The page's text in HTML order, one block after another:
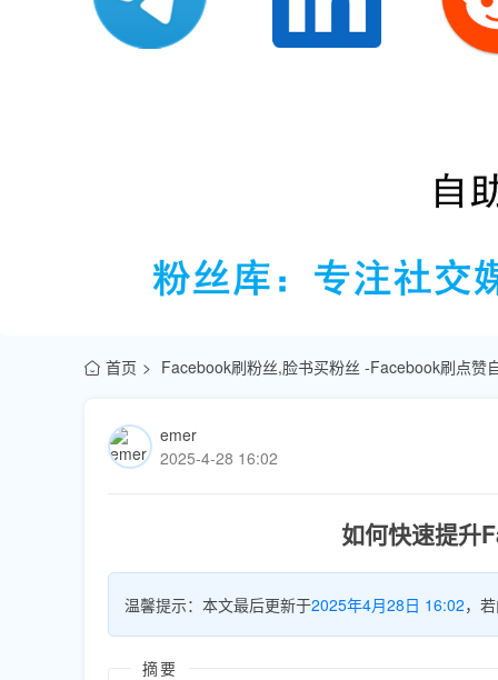
首页 Facebook刷粉丝,脸书买粉丝 -Facebook刷点赞
emer
2025-4-28 16:02
如何快速提升
温馨提示：本文最后更新于2025年4月28日 16:02，
摘要